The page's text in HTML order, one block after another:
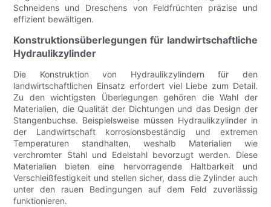
Schneidens und Dreschens von Feldfrüchten präzise und
effizient bewältigen.
Konstruktionsüberlegungen für landwirtschaftliche
Hydraulikzylinder
Die Konstruktion von Hydraulikzylindern für den
landwirtschaftlichen Einsatz erfordert viel Liebe zum Detail.
Zu den wichtigsten Überlegungen gehören die Wahl der
Materialien, die Qualität der Dichtungen und das Design der
Stangenbuchse. Beispielsweise müssen Hydraulikzylinder in
der Landwirtschaft korrosionsbeständig und extremen
Temperaturen standhalten, weshalb Materialien wie
verchromter Stahl und Edelstahl bevorzugt werden. Diese
Materialien bieten eine hervorragende Haltbarkeit und
Verschleißfestigkeit und stellen sicher, dass die Zylinder auch
unter den rauen Bedingungen auf dem Feld zuverlässig
funktionieren.